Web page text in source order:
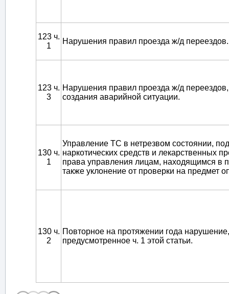
123 ч.
1
Нарушения правил проезда ж/д переездов.
123 ч.
3
Нарушения правил проезда ж/д
создания аварийной ситуации.
130 ч.
1
Управление ТС в нетрезвом состоянии,
наркотических средств и лекарственных
права управления лицам, находящимся в
также уклонение от проверки на предмет
130 ч.
2
Повторное на протяжении года нарушение,
предусмотренное ч. 1 этой статьи.